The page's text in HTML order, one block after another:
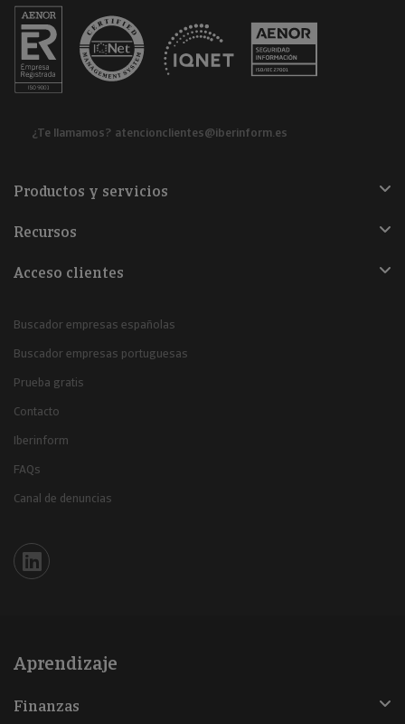
¿Te llamamos? atencionclientes@iberinform.es
Productos y servicios
Recursos
Acceso clientes
Buscador empresas españolas
Buscador empresas portuguesas
Prueba gratis
Contacto
Iberinform
FAQs
Canal de denuncias
Iberinform en Linkedin
Aprendizaje
Finanzas